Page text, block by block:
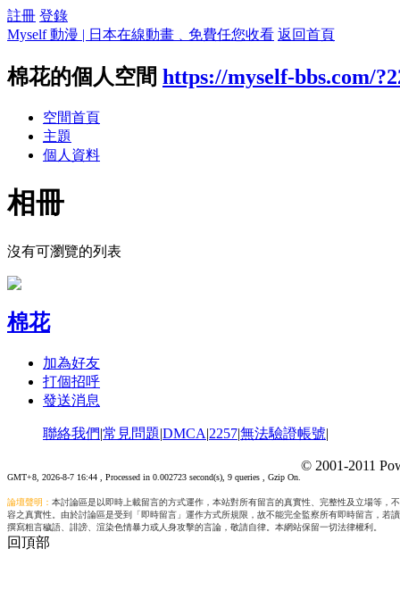
註冊 登錄
Myself 動漫 | 日本在線動畫﹑免費任您收看 返回首頁
棉花的個人空間 https://myself-bbs.com/
空間首頁
主題
個人資料
相冊
沒有可瀏覽的列表
棉花
加為好友
打個招呼
發送消息
聯絡我們|常見問題|DMCA|2257|無法驗證帳號|
GMT+8, 2026-8-7 16:44 , Processed in 0.002723 second(s), 9 queries , Gzip On.
© 2001-2011
論壇聲明： 本討論區是以即時上載留言的方式運作，本站對所有留言的真實性、完整性及立場等
容之真實性。由於討論區是受到「即時留言」運作方式所規限，故不能完全監察所有即時留言，
撰寫粗言穢語、誹謗、渲染色情暴力或人身攻擊的言論，敬請自律。本網站保留一切法律權利。
回頂部